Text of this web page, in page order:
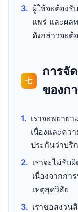
3. ผู้ใช้จะต้องรั
แพร่ และผล
ดังกล่าวจะต้
七
การจั
ของก
1. เราจะพยาย
เนื่องและคว
ประกันว่าบริ
2. เราจะไม่รับ
เนื่องจากกา
เหตุสุดวิสัย
3. เราขอสงวน